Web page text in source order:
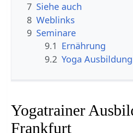
7 Siehe auch
8 Weblinks
9 Seminare
9.1 Ernährung
9.2 Yoga Ausbildung
Yogatrainer
Frankfurt